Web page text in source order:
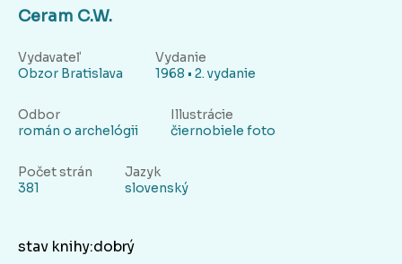
Ceram C.W.
Vydavateľ
Obzor Bratislava
Vydanie
1968 • 2. vydanie
Odbor
román o archelógii
Illustrácie
čiernobiele foto
Počet strán
381
Jazyk
slovenský
stav knihy:dobrý